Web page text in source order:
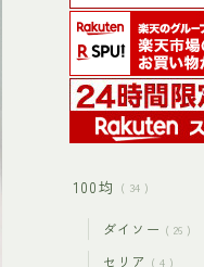
100均 34
ダイソー 26
セリア 4